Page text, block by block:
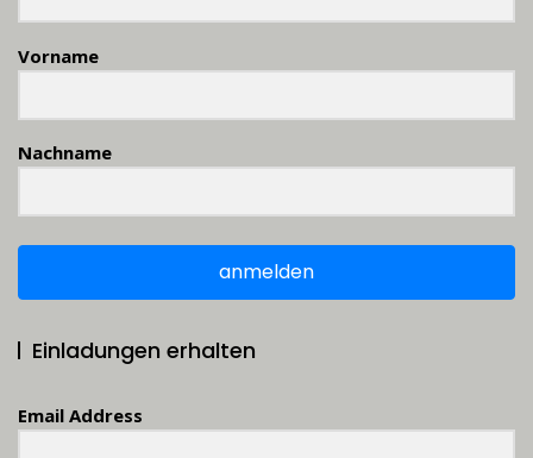
Vorname
Nachname
anmelden
Einladungen erhalten
Email Address